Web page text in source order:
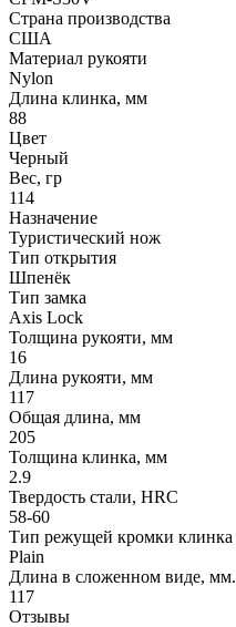
Страна производства
США
Материал рукояти
Nylon
Длина клинка, мм
88
Цвет
Черный
Вес, гр
114
Назначение
Туристический нож
Тип открытия
Шпенёк
Тип замка
Axis Lock
Толщина рукояти, мм
16
Длина рукояти, мм
117
Общая длина, мм
205
Толщина клинка, мм
2.9
Твердость стали, HRC
58-60
Тип режущей кромки клинка
Plain
Длина в сложенном виде, мм.
117
Отзывы